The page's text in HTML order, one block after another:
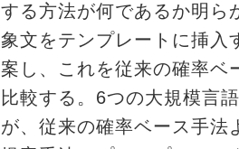
する方法が何であるか明ら
象文をテンプレートに挿入
案し、これを従来の確率ベ
比較する。6つの大規模言
が、従来の確率ベース手法